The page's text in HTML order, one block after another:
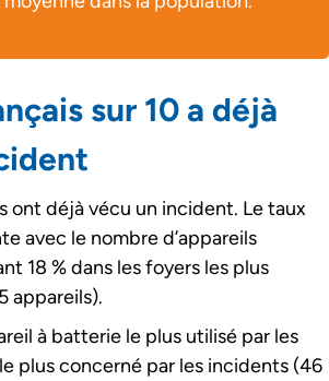
sur 10 a déjà
ont déjà vécu un incident. Le taux
avec le nombre d’appareils
18 % dans les foyers les plus
appareils).
à batterie le plus utilisé par les
plus concerné par les incidents (46